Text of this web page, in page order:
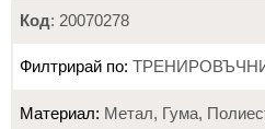
Код: 20070278
Филтрирай по:
Материал: Метал, Гума,